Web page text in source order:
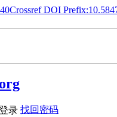
Crossref DOI
录 找回密码